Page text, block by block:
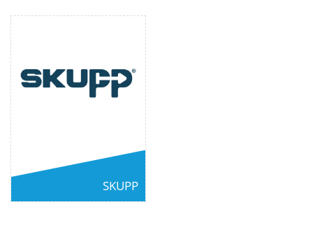
SKUPP